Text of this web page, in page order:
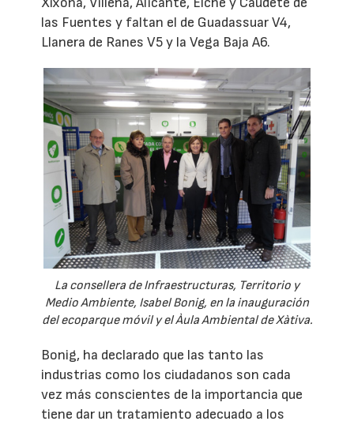
las Fuentes y faltan el de Guadassuar V4,
Llanera de Ranes V5 y la Vega Baja A6.
La consellera de Infraestructuras, Territorio y
Medio Ambiente, Isabel Bonig, en la inauguración
del ecoparque móvil y el Àula Ambiental de Xàtiva.
Bonig, ha declarado que las tanto las
industrias como los ciudadanos son cada
vez más conscientes de la importancia que
tiene dar un tratamiento adecuado a los